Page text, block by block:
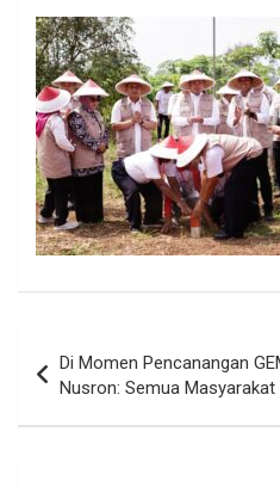
pos
Di Momen Pencanangan
Nusron: Semua